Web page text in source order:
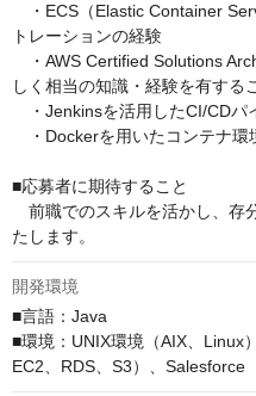
・ECS（Elastic Container
トレーションの経験
・AWS Certified Solutions
しく相当の知識・経験を有する
・Jenkinsを活用したCI/CDパ
・Dockerを用いたコンテナ環
■応募者に期待すること
前職でのスキルを活かし、存
たします。
開発環境
■言語：Java
■環境：UNIX環境（AIX、Linux
EC2、RDS、S3）、Salesforce